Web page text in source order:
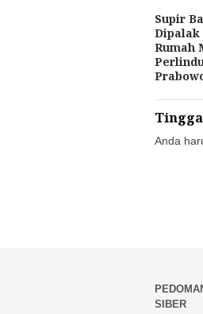
Supir
Dipalak
Rumah
Anda
SIBER